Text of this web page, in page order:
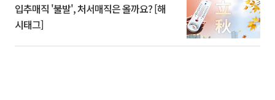
입추매직 '불발', 처서매직은 올까요? [해
시태그]